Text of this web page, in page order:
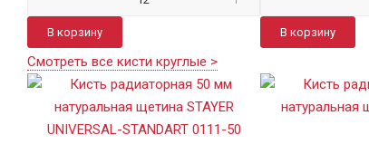
В корзину В корзину
Смотреть все кисти круглые >